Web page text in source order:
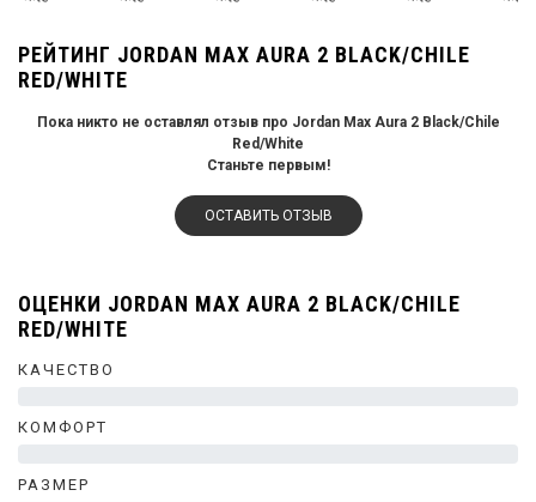
РЕЙТИНГ JORDAN MAX AURA 2 BLACK/CHILE
RED/WHITE
Пока никто не оставлял отзыв про Jordan Max Aura 2 Black/Chile
Red/White
Станьте первым!
ОСТАВИТЬ ОТЗЫВ
ОЦЕНКИ JORDAN MAX AURA 2 BLACK/CHILE
RED/WHITE
КАЧЕСТВО
КОМФОРТ
РАЗМЕР